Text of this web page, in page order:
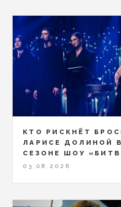
КТО РИСКНЁТ
ЛАРИСЕ ДОЛИНОЙ
СЕЗОНЕ ШОУ
03.08.2026